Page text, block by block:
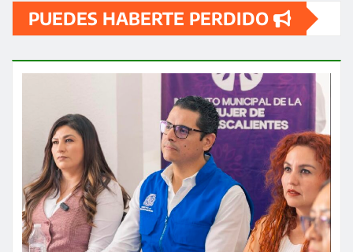
entradas
PUEDES HABERTE PERDIDO